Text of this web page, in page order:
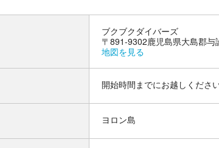
ブクブクダイバーズ
〒891-9302鹿児島県大島郡与
地図を見る
開始時間までにお越しください
ヨロン島